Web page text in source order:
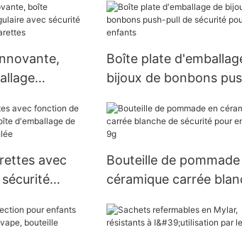
cigarettes pré-roulée
papier vélin
cigarettes
Boîte plate
bijoux de bonbons
enfants
avec
pré-roulée
Bouteille de pommade
céramique carrée
9g